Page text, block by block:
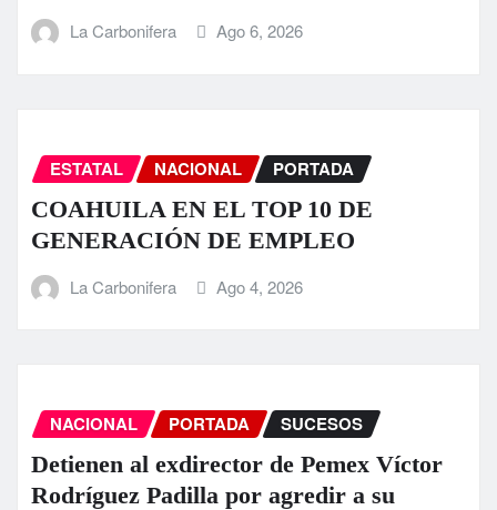
La Carbonifera Ago 6, 2026
ESTATAL NACIONAL PORTADA
COAHUILA EN EL TOP 10 DE
GENERACIÓN DE EMPLEO
La Carbonifera Ago 4, 2026
NACIONAL PORTADA SUCESOS
Detienen al exdirector de Pemex Víctor
Rodríguez Padilla por agredir a su